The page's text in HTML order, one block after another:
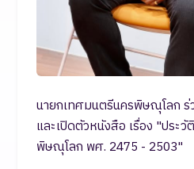
นายกเทศมนตรีนครพิษณุโลก ร่
และเปิดตัวหนังสือ เรื่อง "ประ
พิษณุโลก พศ. 2475 - 2503"